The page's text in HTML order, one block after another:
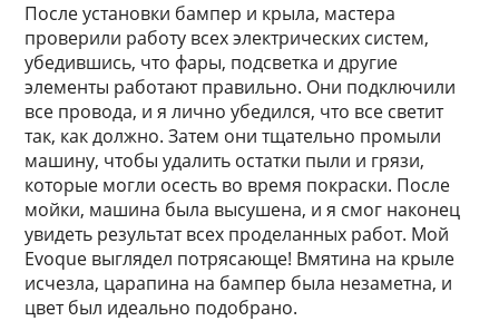
После установки бампер и крыла, мастера
проверили работу всех электрических систем,
убедившись, что фары, подсветка и другие
элементы работают правильно. Они подключили
все провода, и я лично убедился, что все светит
так, как должно. Затем они тщательно промыли
машину, чтобы удалить остатки пыли и грязи,
которые могли осесть во время покраски. После
мойки, машина была высушена, и я смог наконец
увидеть результат всех проделанных работ. Мой
Evoque выглядел потрясающе! Вмятина на крыле
исчезла, царапина на бампер была незаметна, и
цвет был идеально подобрано.